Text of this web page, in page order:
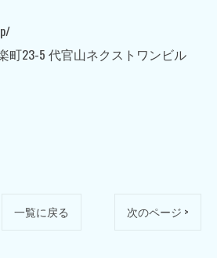
町23-5 代官山ネクストワンビル
一覧に戻る 次のページ >